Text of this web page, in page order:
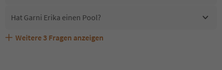
Hat Garni Erika einen Pool?
Sind Haustiere in der Unterkunft Garni Erika erlaubt?
Welche Services bietet Garni Erika?
Erhalten die Gäste von Garni Erika einen Südtirol
Weitere 3 Fragen anzeigen